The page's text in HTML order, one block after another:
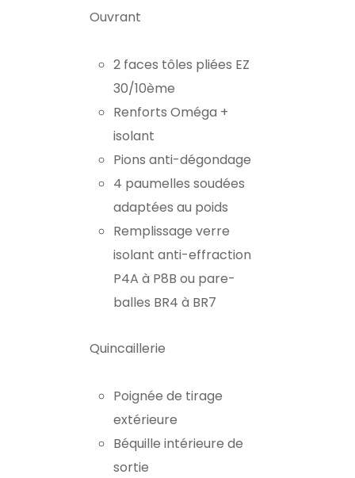
Ouvrant
2 faces tôles pliées EZ
30/10ème
Renforts Oméga +
isolant
Pions anti-dégondage
4 paumelles soudées
adaptées au poids
Remplissage verre
isolant anti-effraction
P4A à P8B ou pare-
balles BR4 à BR7
Quincaillerie
Poignée de tirage
extérieure
Béquille intérieure de
sortie